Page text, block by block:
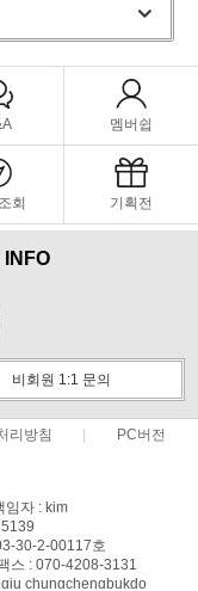
멤버쉽
회 기획전
INFO
비회원 1:1 문의
리방침 PC버전
임자 : kim
30-2-00117호
스 : 070-4208-3131
chungchengbukdo